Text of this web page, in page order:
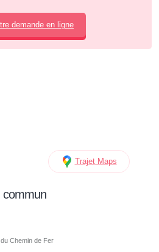
demande en ligne
Trajet Maps
commun
Chemin de Fer